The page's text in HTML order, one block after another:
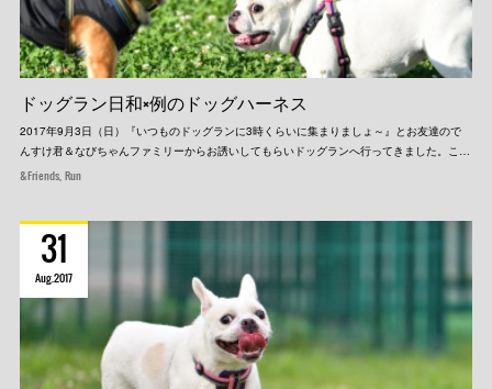
ドッグラン日和×例のドッグハーネス
2017年9月3日（日）『いつものドッグランに3時くらいに集まりましょ～』とお友達ので
んすけ君＆なびちゃんファミリーからお誘いしてもらいドッグランへ行ってきました。こ…
&Friends Run
31
Aug2017